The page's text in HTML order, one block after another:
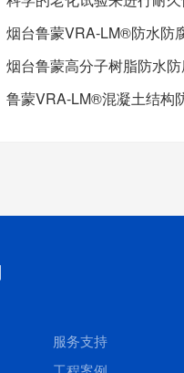
服务支持